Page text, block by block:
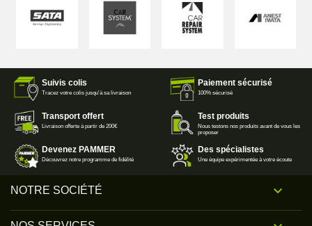
Suivis colis
Tracez votre colis jusqu'à sa livraison
Paiement sécurisé
100% sécurisé
Transport offert
Livraison offerte à partir de 200€
Test produits
Nous testons nos produits avant de vous les
proposer
Devenez PAMMER
Découvrez notre programme de fidélité
Des spécialistes
Une équipe expérimentée à votre écoute
NOTRE SOCIÉTÉ 